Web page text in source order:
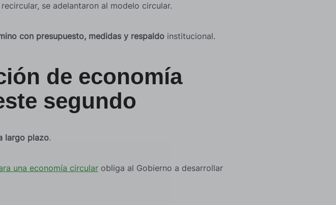
se adelantaron al modelo circular.
con presupuesto, medidas y respaldo institucional.
de economía
segundo
largo plazo.
una economía circular obliga al Gobierno a desarrollar